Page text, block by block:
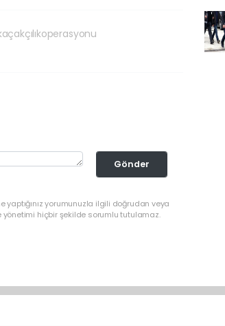
Gönder
yaptığınız yorumunuzla ilgili doğrudan veya
yönetimi hiçbir şekilde sorumlu tutulamaz.